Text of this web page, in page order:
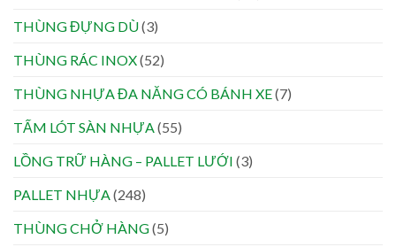
THÙNG ĐỰNG DÙ(3)
THÙNG RÁC INOX(52)
THÙNG NHỰA ĐA NĂNG CÓ BÁNH XE(7)
TẤM LÓT SÀN NHỰA (55)
LỒNG TRỮ HÀNG – PALLET LƯỚI (3)
PALLET NHỰA (248)
THÙNG CHỞ HÀNG(5)